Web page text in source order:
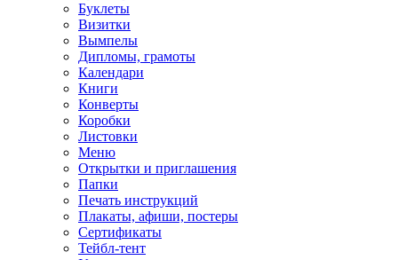
Буклеты
Визитки
Вымпелы
Дипломы, грамоты
Календари
Книги
Конверты
Коробки
Листовки
Меню
Открытки и приглашения
Папки
Печать инструкций
Плакаты, афиши, постеры
Сертификаты
Тейбл-тент